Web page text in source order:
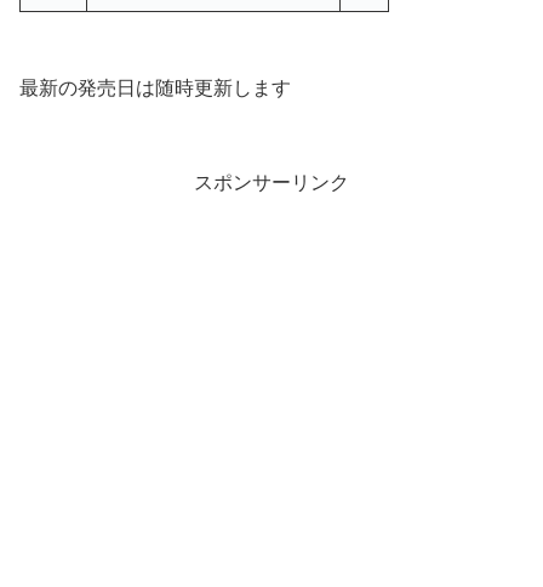
最新の発売日は随時更新します
スポンサーリンク